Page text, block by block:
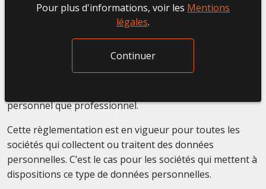
plus connus sous l’acronyme deRGPD
l’indique, un règlement qui protège les données à
personnel que professionnel.
Cette règlementation est en vigueur pour toutes les
sociétés qui collectent ou traitent des données
personnelles. C’est le cas pour les sociétés qui mettent à
dispositions ce type de données personnelles.
Pour plus d'informations, voir les Mentions
légales.
Continuer